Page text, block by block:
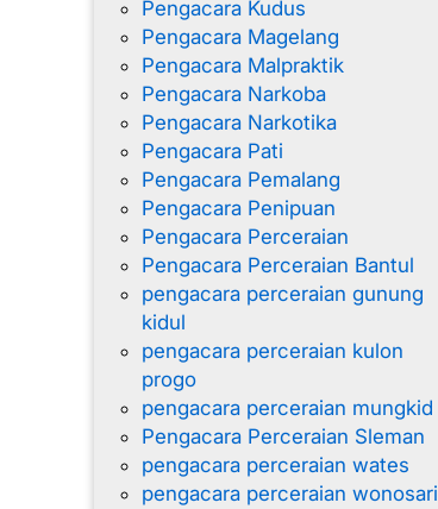
Pengacara Kudus
Pengacara Magelang
Pengacara Malpraktik
Pengacara Narkoba
Pengacara Narkotika
Pengacara Pati
Pengacara Pemalang
Pengacara Penipuan
Pengacara Perceraian
Pengacara Perceraian Bantul
pengacara perceraian gunung
kidul
pengacara perceraian kulon
progo
pengacara perceraian mungkid
Pengacara Perceraian Sleman
pengacara perceraian wates
pengacara perceraian wonosari